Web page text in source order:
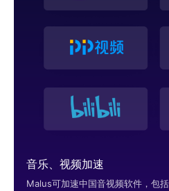
音乐、视频加速
Malus可加速中国音视频软件，包